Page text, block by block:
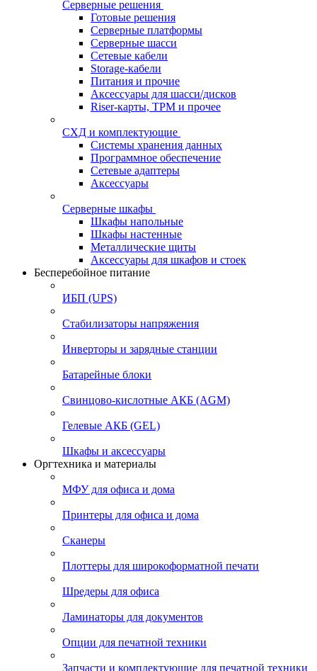
Серверные решения
Готовые решения
Серверные платформы
Серверные шасси
Сетевые кабели
Storage-кабели
Питания и прочие
Аксессуары для шасси/дисков
Riser-карты, TPM и прочее
СХД и комплектующие
Системы хранения данных
Программное обеспечение
Сетевые адаптеры
Аксессуары
Серверные шкафы
Шкафы напольные
Шкафы настенные
Металлические щиты
Аксессуары для шкафов и стоек
Бесперебойное питание
ИБП (UPS)
Стабилизаторы напряжения
Инверторы и зарядные станции
Батарейные блоки
Свинцово-кислотные АКБ (AGM)
Гелевые АКБ (GEL)
Шкафы и аксессуары
Оргтехника и материалы
МФУ для офиса и дома
Принтеры для офиса и дома
Сканеры
Плоттеры для широкоформатной печати
Шредеры для офиса
Ламинаторы для документов
Опции для печатной техники
Запчасти и комплектующие для печатной техники